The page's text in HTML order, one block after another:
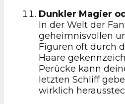
Dunkler Magier
In der Welt der
geheimnisvollen
Figuren oft durch
Haare
Perücke kann
letzten Schliff
wirklich